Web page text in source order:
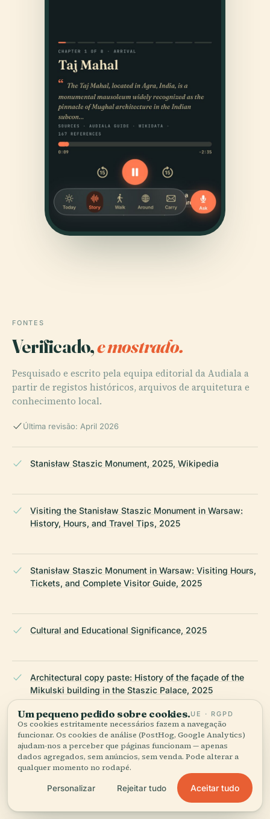
FONTES
Verificado,e mostrado.
Pesquisado e escrito pela equipa editorial da Audiala a
partir de registos históricos, arquivos de arquitetura e
conhecimento local.
Última revisão: April 2026
Stanisław Staszic Monument, 2025, Wikipedia
Visiting the Stanisław Staszic Monument in Warsaw:
History, Hours, and Travel Tips, 2025
Stanisław Staszic Monument in Warsaw: Visiting Hours,
Tickets, and Complete Visitor Guide, 2025
Cultural and Educational Significance, 2025
Architectural copy paste: History of the façade of the
Mikulski building in the Staszic Palace, 2025
Rediscover Warsaw in 2025, 2025, go2warsaw.pl
Stanisław Staszic Monument Visiting Hours & Guide |
Warsaw Historical Sites & Accessibility, 2025
Um pequeno pedido sobre cookies.UE · RGPD
Os cookies estritamente necessários fazem a navegação
funcionar. Os cookies de análise (PostHog, Google Analytics)
ajudam-nos a perceber que páginas funcionam — apenas
dados agregados, sem anúncios, sem venda. Pode alterar a
qualquer momento no rodapé.
Personalizar Rejeitar tudo Aceitar tudo